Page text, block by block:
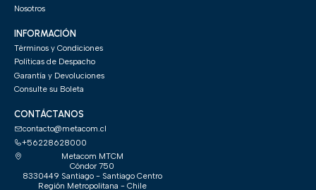
Nosotros
INFORMACIÓN
Términos y Condiciones
Políticas de Despacho
Garantía y Devoluciones
Consulte su Boleta
CONTÁCTANOS
contacto@metacom.cl
+56228628000
Metacom MTCM
Cóndor 750
8330449 Santiago - Santiago Centro
Región Metropolitana - Chile